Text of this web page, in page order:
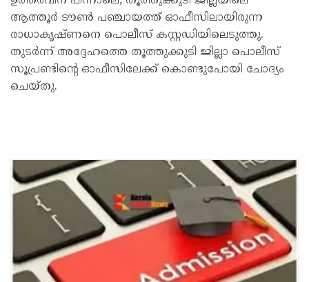
ആത്തൂർ ടൗൺ പഞ്ചായത്ത് ഓഫീസിലായിരുന്ന
രാധാകൃഷ്ണനെ പൊലീസ് കസ്റ്റഡിയിലെടുത്തു.
തുടർന്ന് അദ്ദേഹത്തെ തൂത്തുക്കുടി ജില്ലാ പൊലീസ്
സൂപ്രണ്ടിന്റെ ഓഫീസിലേക്ക് കൊണ്ടുപോയി ചോദ്യം
ചെയ്തു.